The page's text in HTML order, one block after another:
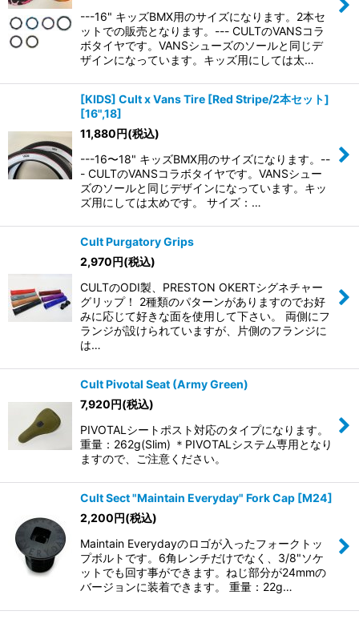
---16" キッズBMX用のサイズになります。2本セ
ットでの販売となります。--- CULTのVANSコラ
ボタイヤです。VANSシューズのソールと同じデ
ザインになっています。キッズ用にしては太…
[KIDS] Cult x Vans Tire [Red Stripe/2本セット]
[16",18]
11,880円(税込)
---16〜18" キッズBMX用のサイズになります。--
- CULTのVANSコラボタイヤです。VANSシュー
ズのソールと同じデザインになっています。キッ
ズ用にしては太めです。 サイズ：…
Cult Purgatory Grips
2,970円(税込)
CULTのODI製、PRESTON OKERTシグネチャー
グリップ！ 2種類のパターンがありますのでお好
みに応じて好きな面を使用して下さい。 両側にフ
ランジが設けられていますが、片側のフランジに
は…
Cult Pivotal Seat (Army Green)
7,920円(税込)
PIVOTALシートポスト対応のタイプになります。
重量：262g(Slim) ＊PIVOTALシステム専用となり
ますので、ご注意ください。
Cult Sect "Maintain Everyday" Fork Cap [M24]
2,200円(税込)
Maintain Everydayのロゴが入ったフォークトッ
プボルトです。6角レンチだけでなく、3/8"ソケ
ットでも回す事ができます。ねじ部分が24mmの
バージョンに装着できます。 重量：22g…